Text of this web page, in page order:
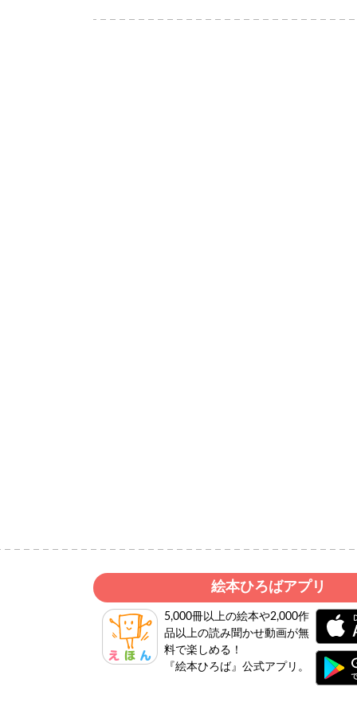
絵本ひろばアプリ
5,000冊以上の絵本や2,000作
品以上の読み聞かせ動画が無
料で楽しめる！
『絵本ひろば』公式アプリ。